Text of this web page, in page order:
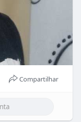
Compartilhar